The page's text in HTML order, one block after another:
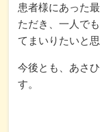
患者様にあった
ただき、一人で
てまいりたいと
今後とも、あさ
す。